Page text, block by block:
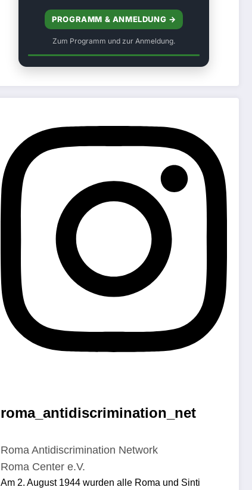
PROGRAMM & ANMELDUNG →
Zum Programm und zur Anmeldung.
roma_antidiscrimination_net
Roma Antidiscrimination Network
Roma Center e.V.
Am 2. August 1944 wurden alle Roma und Sinti